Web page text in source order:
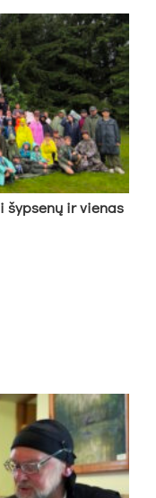
šyp­se­nų ir vie­nas